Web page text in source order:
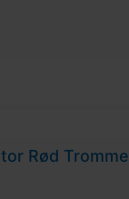
Rød Tromme